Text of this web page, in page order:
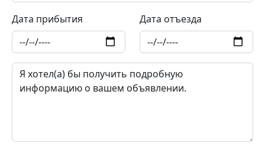
Дата прибытия Дата отъезда